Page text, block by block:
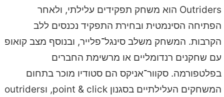
Outriders הוא משחק תפקידים עלילתי, ולאחר
הפתיחה הסינמטית ובחירת התפקיד נכנסים ללב
הקרבות. המשחק משלב סינגל־פלייר, ובנוסף מצב קואופ
עם שחקנים רנדומליים או מרשימת החברים
בפלטפורמה. סקוור־אניקס הם סטודיו מוכר בתחום
המשחקים העלילתיים בסגנון point & click, וoutriders